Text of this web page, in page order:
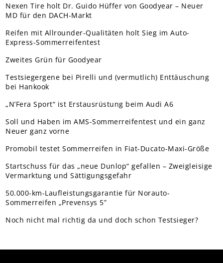
Nexen Tire holt Dr. Guido Hüffer von Goodyear – Neuer
MD für den DACH-Markt
Reifen mit Allrounder-Qualitäten holt Sieg im Auto-
Express-Sommerreifentest
Zweites Grün für Goodyear
Testsiegergene bei Pirelli und (vermutlich) Enttäuschung
bei Hankook
„N’Fera Sport“ ist Erstausrüstung beim Audi A6
Soll und Haben im AMS-Sommerreifentest und ein ganz
Neuer ganz vorne
Promobil testet Sommerreifen in Fiat-Ducato-Maxi-Größe
Startschuss für das „neue Dunlop“ gefallen – Zweigleisige
Vermarktung und Sättigungsgefahr
50.000-km-Laufleistungsgarantie für Norauto-
Sommerreifen „Prevensys 5”
Noch nicht mal richtig da und doch schon Testsieger?